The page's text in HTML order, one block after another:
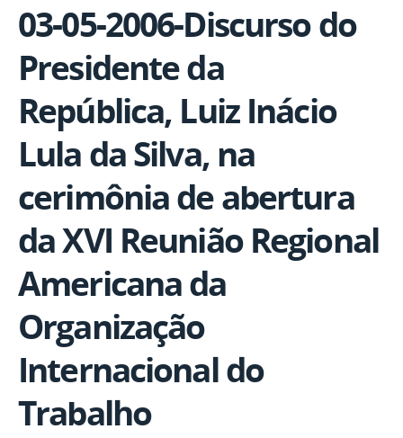
03-05-2006-Discurso do
Presidente da
República, Luiz Inácio
Lula da Silva, na
cerimônia de abertura
da XVI Reunião Regional
Americana da
Organização
Internacional do
Trabalho